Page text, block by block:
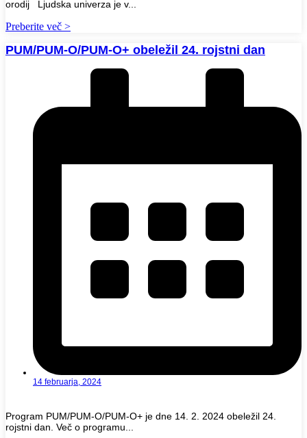
orodij Ljudska univerza je v...
Preberite več >
PUM/PUM-O/PUM-O+ obeležil 24. rojstni dan
14 februarja, 2024
Program PUM/PUM-O/PUM-O+ je dne 14. 2. 2024 obeležil 24.
rojstni dan. Več o programu...